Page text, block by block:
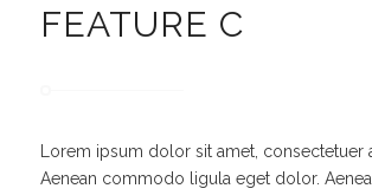
FEATURE C
Lorem ipsum dolor sit amet, consectetuer
Aenean commodo ligula eget dolor.